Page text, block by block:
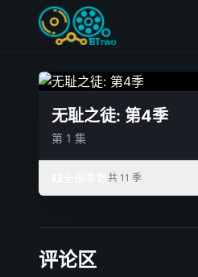
无耻之徒: 第4季
第 1 集
共 11 季
评论区